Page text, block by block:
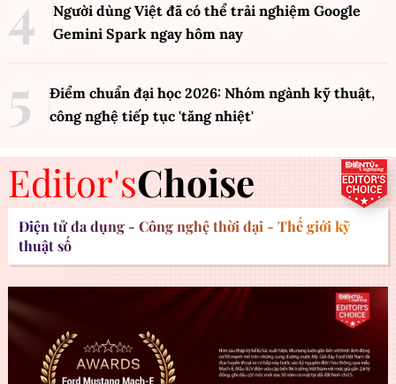
Người dùng Việt đã có thể trải nghiệm Google
Gemini Spark ngay hôm nay
Điểm chuẩn đại học 2026: Nhóm ngành kỹ thuật,
công nghệ tiếp tục 'tăng nhiệt'
Editor'sChoise
Điện tử đa dụng - Công nghệ thời đại - Thế giới kỹ
thuật số